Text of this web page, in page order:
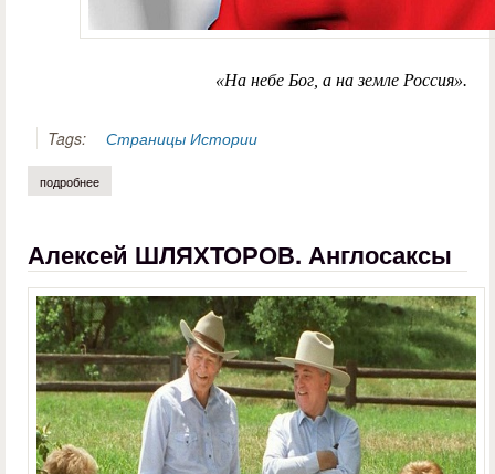
«На небе Бог, а на земле Россия».
Tags: Страницы Истории
подробнее
Алексей ШЛЯХТОРОВ. Англосаксы